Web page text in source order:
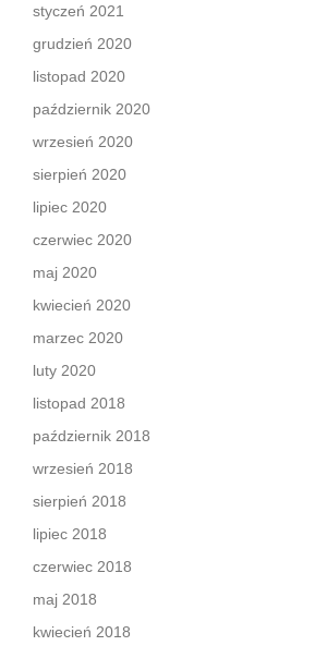
styczeń 2021
grudzień 2020
listopad 2020
październik 2020
wrzesień 2020
sierpień 2020
lipiec 2020
czerwiec 2020
maj 2020
kwiecień 2020
marzec 2020
luty 2020
listopad 2018
październik 2018
wrzesień 2018
sierpień 2018
lipiec 2018
czerwiec 2018
maj 2018
kwiecień 2018